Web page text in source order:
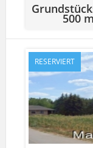
500
RESERVIERT